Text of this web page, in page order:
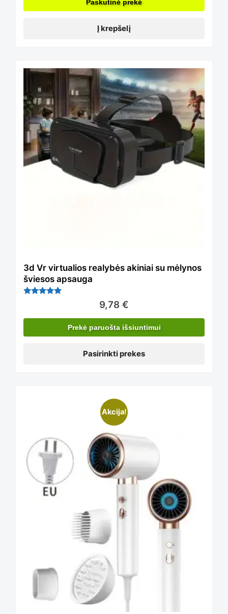
Paskutinė prekė
Į krepšelį
3d Vr virtualios realybės akiniai su mėlynos
šviesos apsauga
9,78 €
Prekė paruošta išsiuntimui
Pasirinkti prekes
This
product
has
multiple
The
options
may
chosen
on
the
product
page
Akcija!